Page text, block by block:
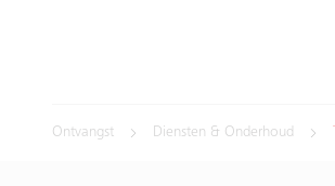
Ontvangst Diensten & Onderhoud